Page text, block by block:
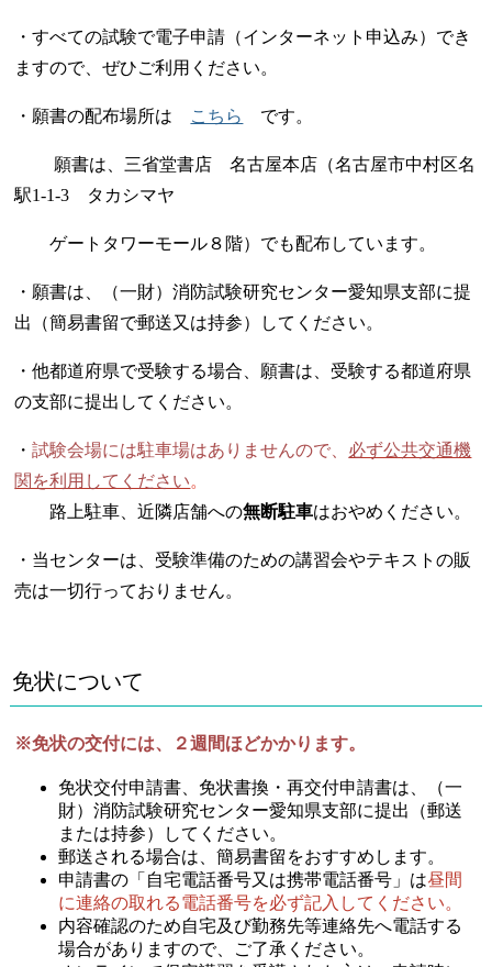
・すべての試験で電子申請（インターネット申込み）でき
ますので、ぜひご利用ください。
・願書の配布場所は こちら です。
願書は、三省堂書店 名古屋本店（名古屋市中村区名
駅1-1-3 タカシマヤ
ゲートタワーモール８階）でも配布しています。
・願書は、（一財）消防試験研究センター愛知県支部に提
出（簡易書留で郵送又は持参）してください。
・他都道府県で受験する場合、願書は、受験する都道府県
の支部に提出してください。
・試験会場には駐車場はありませんので、 必ず公共交通機
関を利用してください。
路上駐車、近隣店舗への無断駐車はおやめください。
・当センターは、受験準備のための講習会やテキストの販
売は一切行っておりません。
免状について
※免状の交付には、２週間ほどかかります。
免状交付申請書、免状書換・再交付申請書は、（一
財）消防試験研究センター愛知県支部に提出（郵送
または持参）してください。
郵送される場合は、簡易書留をおすすめします。
申請書の「自宅電話番号又は携帯電話番号」は昼間
に連絡の取れる電話番号を必ず記入してください。
内容確認のため自宅及び勤務先等連絡先へ電話する
場合がありますので、ご了承ください。